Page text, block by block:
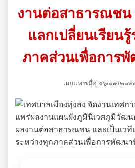
งานต่อสาธารณชน
แลกเปลี่ยนเรียน
ภาคส่วนเพื่อการ
เผยแพร่เมื่อ ๑๖/๐๙/๒๐